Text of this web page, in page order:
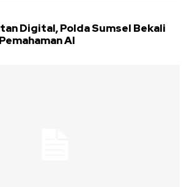
Digital, Polda Sumsel Bekali
AI